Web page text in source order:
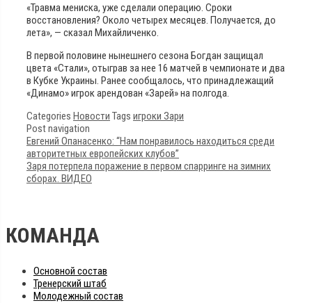
«Травма мениска, уже сделали операцию. Сроки
восстановления? Около четырех месяцев. Получается, до
лета», — сказал Михайличенко.
В первой половине нынешнего сезона Богдан защищал
цвета «Стали», отыграв за нее 16 матчей в чемпионате и два
в Кубке Украины. Ранее сообщалось, что принадлежащий
«Динамо» игрок арендован «Зарей» на полгода.
Categories Новости Tags игроки Зари
Post navigation
Евгений Опанасенко: “Нам понравилось находиться среди
авторитетных европейских клубов”
Заря потерпела поражение в первом спарринге на зимних
сборах. ВИДЕО
КОМАНДА
Основной состав
Тренерский штаб
Молодежный состав